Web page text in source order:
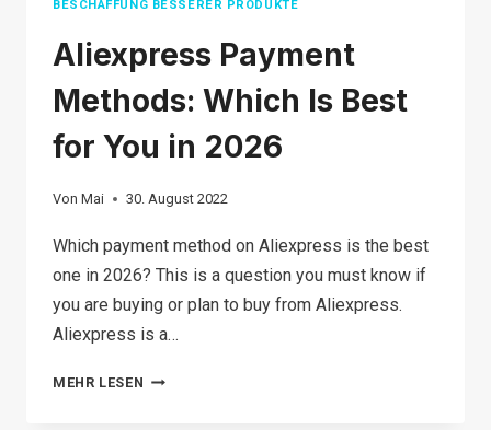
BESCHAFFUNG BESSERER PRODUKTE
Aliexpress Payment
Methods: Which Is Best
for You in 2026
Von Mai 30. August 2022
Which payment method on Aliexpress is the best
one in 2026? This is a question you must know if
you are buying or plan to buy from Aliexpress.
Aliexpress is a…
MEHR LESEN ALIEXPRESS